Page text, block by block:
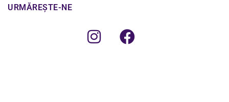
URMĂREȘTE-NE